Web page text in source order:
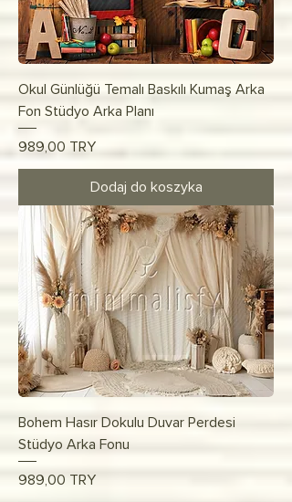
Okul Günlüğü Temalı Baskılı Kumaş Arka
Fon Stüdyo Arka Planı
Cena
989,00 TRY
Dodaj do koszyka
Bohem Hasır Dokulu Duvar Perdesi
Stüdyo Arka Fonu
Cena
989,00 TRY